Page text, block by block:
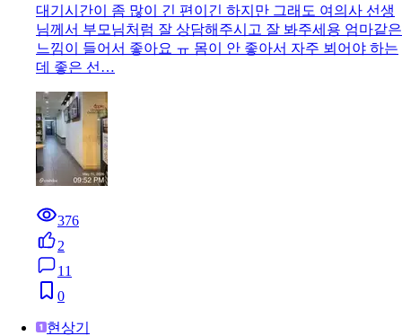
대기시간이 좀 많이 긴 편이긴 하지만 그래도 여의사 선생
님께서 부모님처럼 잘 상담해주시고 잘 봐주세용 엄마같은
느낌이 들어서 좋아요 ㅠ 몸이 안 좋아서 자주 뵈어야 하는
데 좋은 선…
376
2
11
0
현상기